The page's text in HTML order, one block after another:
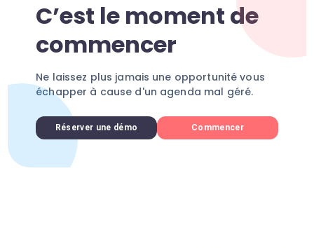
C’est le moment de
commencer
Ne laissez plus jamais une opportunité vous
échapper à cause d'un agenda mal géré.
Réserver une démo Commencer